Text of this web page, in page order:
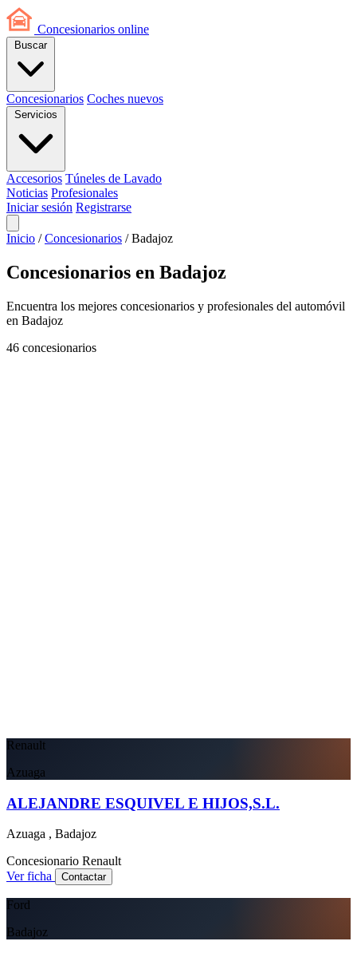
Concesionarios online
Buscar
Concesionarios Coches nuevos
Servicios
Accesorios Túneles de Lavado
Noticias Profesionales
Iniciar sesión Registrarse
Inicio / Concesionarios / Badajoz
Concesionarios en Badajoz
Encuentra los mejores concesionarios y profesionales del automóvil
en Badajoz
46 concesionarios
Renault
Azuaga
ALEJANDRE ESQUIVEL E HIJOS,S.L.
Azuaga , Badajoz
Concesionario Renault
Ver ficha
Contactar
Ford
Badajoz